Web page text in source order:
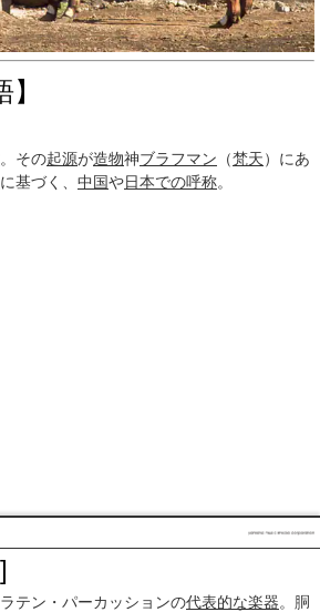
。その起源が造物神ブラフマン （梵天）にあ
に基づく、 中国や日本での呼称。
テン・パーカッションの代表的な楽器。胴